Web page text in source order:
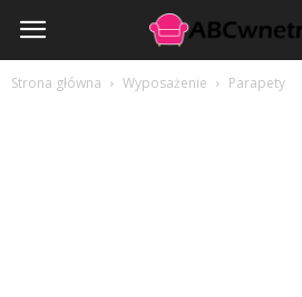
ABCwnetrza.pl
Strona główna Wyposażenie Parapety